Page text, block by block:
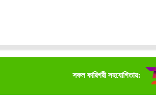
সকল কারিগরী সহযোগিতায়: